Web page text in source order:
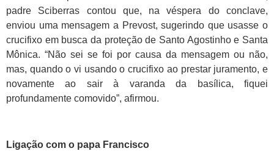
padre Sciberras contou que, na véspera do conclave,
enviou uma mensagem a Prevost, sugerindo que usasse o
crucifixo em busca da proteção de Santo Agostinho e Santa
Mônica. “Não sei se foi por causa da mensagem ou não,
mas, quando o vi usando o crucifixo ao prestar juramento, e
novamente ao sair à varanda da basílica, fiquei
profundamente comovido”, afirmou.
Ligação com o papa Francisco